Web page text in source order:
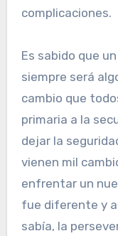
complicaciones.
Es sabido que
siempre será
cambio que
primaria a la
dejar la
vienen mil
enfrentar un
fue diferente y
sabía, la